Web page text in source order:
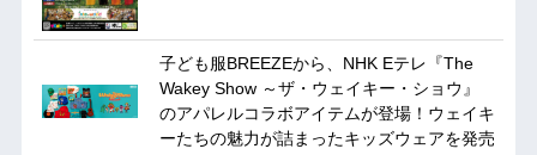
子ども服BREEZEから、NHK Eテレ『The
Wakey Show ～ザ・ウェイキー・ショウ』
のアパレルコラボアイテムが登場！ウェイキ
ーたちの魅力が詰まったキッズウェアを発売